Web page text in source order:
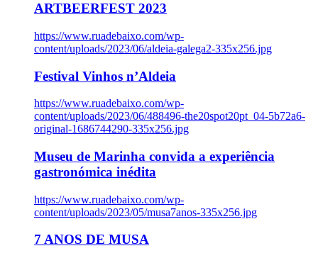
ARTBEERFEST 2023
https://www.ruadebaixo.com/wp-
content/uploads/2023/06/aldeia-galega2-335x256.jpg
Festival Vinhos n’Aldeia
https://www.ruadebaixo.com/wp-
content/uploads/2023/06/488496-the20spot20pt_04-5b72a6-
original-1686744290-335x256.jpg
Museu de Marinha convida a experiência
gastronómica inédita
https://www.ruadebaixo.com/wp-
content/uploads/2023/05/musa7anos-335x256.jpg
7 ANOS DE MUSA